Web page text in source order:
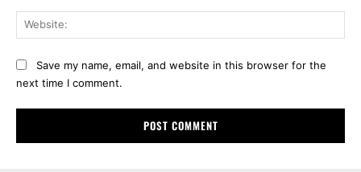
Save my name, email, and website in this browser for the
next time I comment.